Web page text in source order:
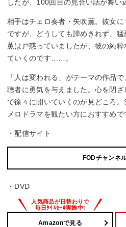
したが、100回目の見合い話が舞い
相手はチェロ奏者・矢吹薫。彼女
ですが、どうしても諦めきれず、猛
薫は戸惑っていましたが、彼の純
ていくのです……。
「人は変われる」がテーマの作品
聴者に勇気を与えました。心を閉
で徐々に開いていくのが見どころ
メロドラマを観たい方におすすめで
・配信サイト
FODチャンネ
・DVD
Amazonで見る